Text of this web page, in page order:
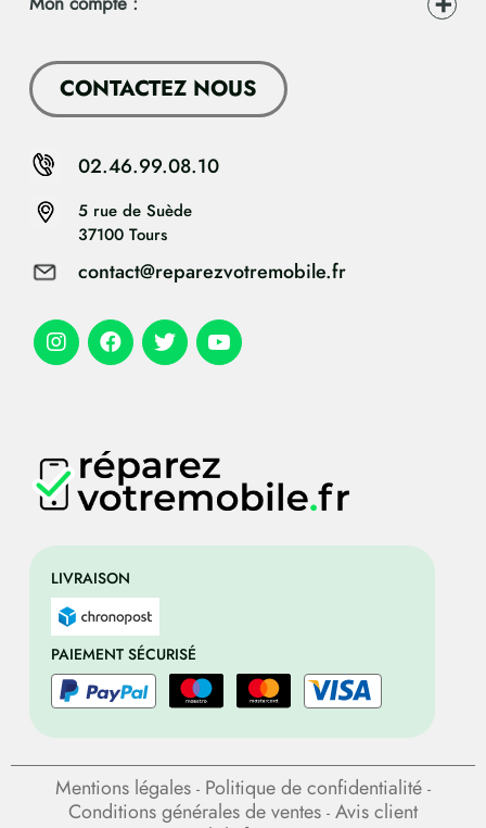
LIVRAISON
PAIEMENT SÉCURISÉ
CONTACTEZ NOUS
5 rue de Suède
37100 Tours
contact@reparezvotremobile.fr
02.46.99.08.10
Mentions légales - Politique de confidentialité -
Conditions générales de ventes - Avis client